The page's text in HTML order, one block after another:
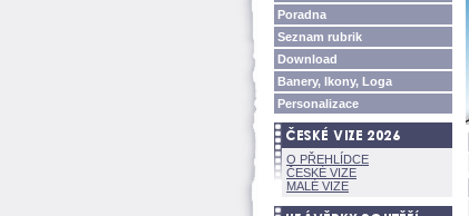
Poradna
Seznam rubrik
Download
Banery, Ikony, Loga
Personalizace
O PŘEHLÍDCE
ČESKÉ VIZE
MALÉ VIZE